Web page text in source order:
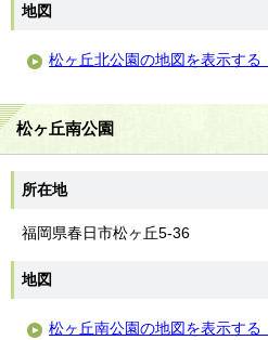
地図
松ヶ丘北公園の地図を表示する
松ヶ丘南公園
所在地
福岡県春日市松ヶ丘5-36
地図
松ヶ丘南公園の地図を表示する